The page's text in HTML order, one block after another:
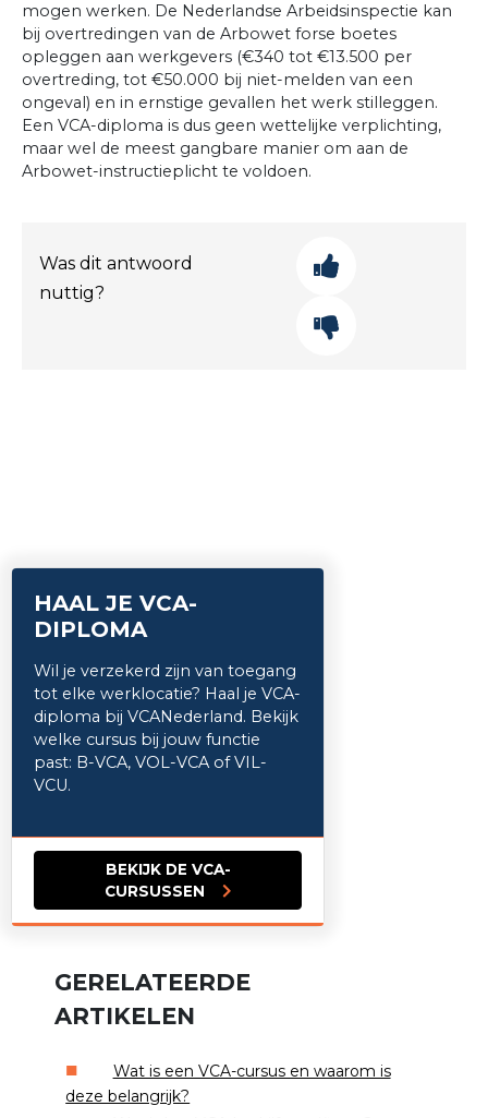
mogen werken. De Nederlandse Arbeidsinspectie kan
bij overtredingen van de Arbowet forse boetes
opleggen aan werkgevers (€340 tot €13.500 per
overtreding, tot €50.000 bij niet-melden van een
ongeval) en in ernstige gevallen het werk stilleggen.
Een VCA-diploma is dus geen wettelijke verplichting,
maar wel de meest gangbare manier om aan de
Arbowet-instructieplicht te voldoen.
Was dit antwoord
nuttig?
HAAL JE VCA-
DIPLOMA
Wil je verzekerd zijn van toegang
tot elke werklocatie? Haal je VCA-
diploma bij VCANederland. Bekijk
welke cursus bij jouw functie
past: B-VCA, VOL-VCA of VIL-
VCU.
BEKIJK DE VCA-
CURSUSSEN
GERELATEERDE
ARTIKELEN
Wat is een VCA-cursus en waarom is
deze belangrijk?